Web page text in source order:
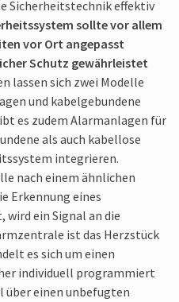
Sicherheits­technik effektiv
sollte vor allem
vor Ort angepasst
Schutz gewährleistet
lassen sich zwei Modelle
und kabelgebundene
es zudem Alarm­anlagen für
als auch kabellose
integrieren.
nach einem ähnlichen
Erkennung eines
ein Signal an die
ist das Herzstück
es sich um einen
individuell programmiert
über einen unbefugten